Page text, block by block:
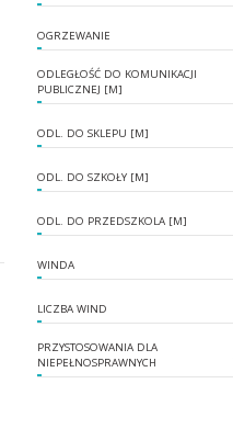
OGRZEWANIE
ODLEGŁOŚĆ DO KOMUNIKACJI
PUBLICZNEJ [M]
ODL. DO SKLEPU [M]
ODL. DO SZKOŁY [M]
ODL. DO PRZEDSZKOLA [M]
WINDA
LICZBA WIND
PRZYSTOSOWANIA DLA
NIEPEŁNOSPRAWNYCH